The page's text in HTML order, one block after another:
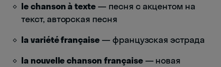
le chanson à texte — песня с акцентом на
текст, авторская песня
la variété française — французская эстрада
la nouvelle chanson française— новая